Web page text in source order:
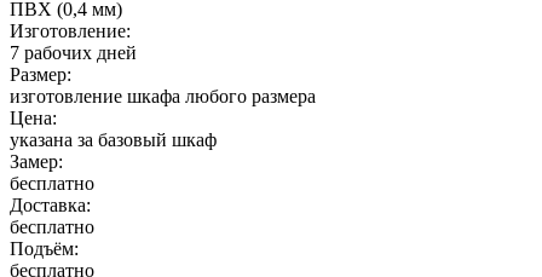
ПВХ (0,4 мм)
Изготовление:
7 рабочих дней
Размер:
изготовление шкафа любого размера
Цена:
указана за базовый шкаф
Замер:
бесплатно
Доставка:
бесплатно
Подъём:
бесплатно